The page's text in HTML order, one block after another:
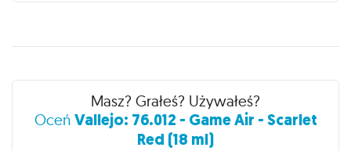
Recenzje
Masz? Grałeś? Używałeś?
Oceń Vallejo: 76.012 - Game Air - Scarlet
Red (18 ml)